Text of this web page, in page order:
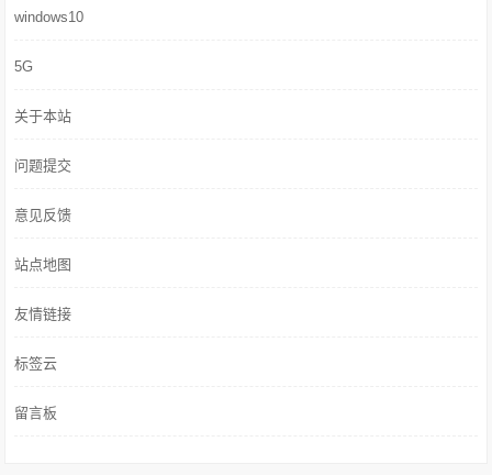
windows10
5G
关于本站
问题提交
意见反馈
站点地图
友情链接
标签云
留言板